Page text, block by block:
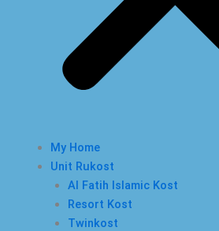
My Home
Unit Rukost
Al Fatih Islamic Kost
Resort Kost
Twinkost